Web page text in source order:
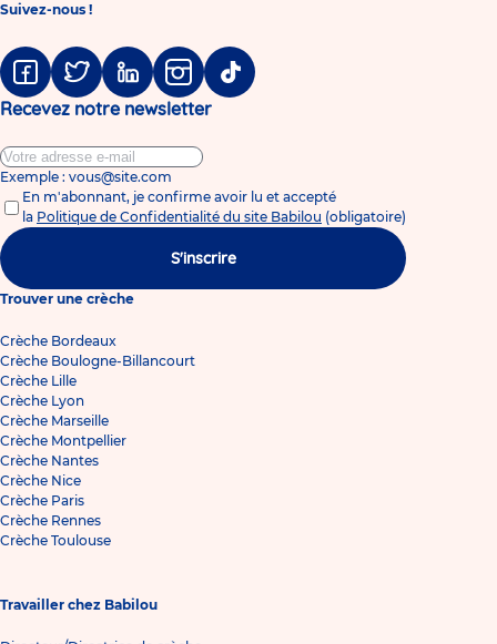
Suivez-nous !
FacebookTwitter LinkedinInstagramTiktok
Recevez notre newsletter
Exemple : vous@site.com
En m'abonnant, je confirme avoir lu et accepté
la Politique de Confidentialité du site Babilou (obligatoire)
S'inscrire
Trouver une crèche
Crèche Bordeaux
Crèche Boulogne-Billancourt
Crèche Lille
Crèche Lyon
Crèche Marseille
Crèche Montpellier
Crèche Nantes
Crèche Nice
Crèche Paris
Crèche Rennes
Crèche Toulouse
Travailler chez Babilou